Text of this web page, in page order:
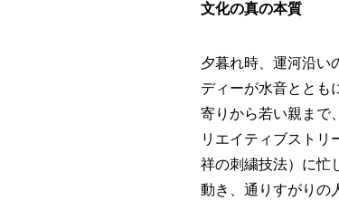
文化の真の本質
夕暮れ時、運河沿い
ディーが水音ととも
寄りから若い親まで
リエイティブストリ
祥の刺繍技法）に忙
動き、通りすがりの